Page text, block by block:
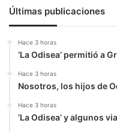
Últimas publicaciones
Hace 3 horas
‘La Odisea’ permitió a
Hace 3 horas
Nosotros, los hijos de
Hace 3 horas
‘La Odisea’ y algunos